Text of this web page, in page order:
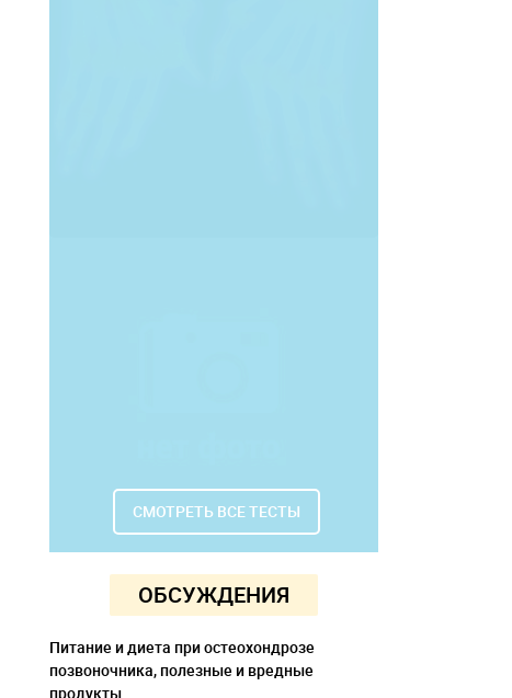
СМОТРЕТЬ ВСЕ ТЕСТЫ
ОБСУЖДЕНИЯ
Питание и диета при остеохондрозе
позвоночника, полезные и вредные
продукты